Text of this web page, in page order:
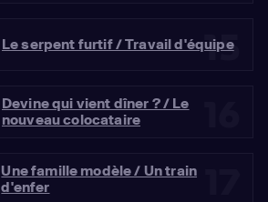
15
Le serpent furtif / Travail d'équipe
Devine qui vient dîner ? / Le
nouveau colocataire
Une famille modèle / Un train
d'enfer